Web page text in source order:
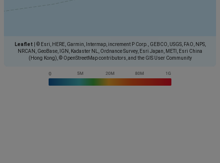
Leaflet
© Esri, HERE, Garmin, Intermap, increment P Corp., GEBCO, USGS, FAO, NPS,
NRCAN, GeoBase, IGN, Kadaster NL, Ordnance Survey, Esri Japan, METI, Esri China
(Hong Kong), © OpenStreetMap contributors, and the GIS User Community